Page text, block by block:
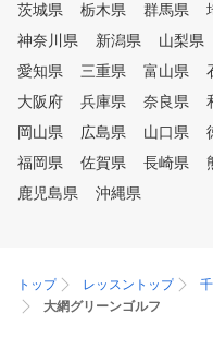
茨城県
栃木県 群馬県
神奈川県
新潟県 山梨県
愛知県
三重県 富山県
大阪府
兵庫県 奈良県
岡山県
広島県 山口県
福岡県
佐賀県 長崎県
鹿児島県
沖縄県
トップ レッスントップ
大網グリーンゴルフ